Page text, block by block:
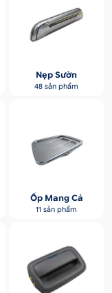
Nẹp Sườn
48 sản phẩm
Ốp Mang Cá
11 sản phẩm